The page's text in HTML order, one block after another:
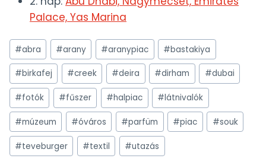
Palace, Yas Marina
Post
Tags:
#abra #arany #aranypiac #bastakiya
#birkafej #creek #deira #dirham #dubai
#fotók #fűszer #halpiac #látnivalók
#múzeum #óváros #parfüm #piac #souk
#teveburger #textil #utazás